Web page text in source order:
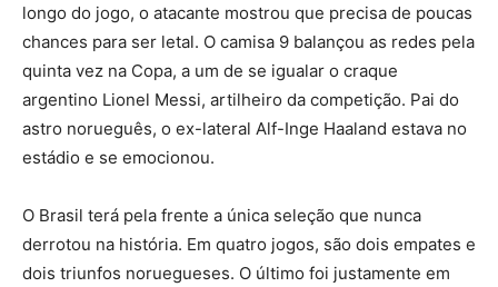
longo do jogo, o atacante mostrou que precisa de poucas
chances para ser letal. O camisa 9 balançou as redes pela
quinta vez na Copa, a um de se igualar o craque
argentino Lionel Messi, artilheiro da competição. Pai do
astro norueguês, o ex-lateral Alf-Inge Haaland estava no
estádio e se emocionou.
O Brasil terá pela frente a única seleção que nunca
derrotou na história. Em quatro jogos, são dois empates e
dois triunfos noruegueses. O último foi justamente em